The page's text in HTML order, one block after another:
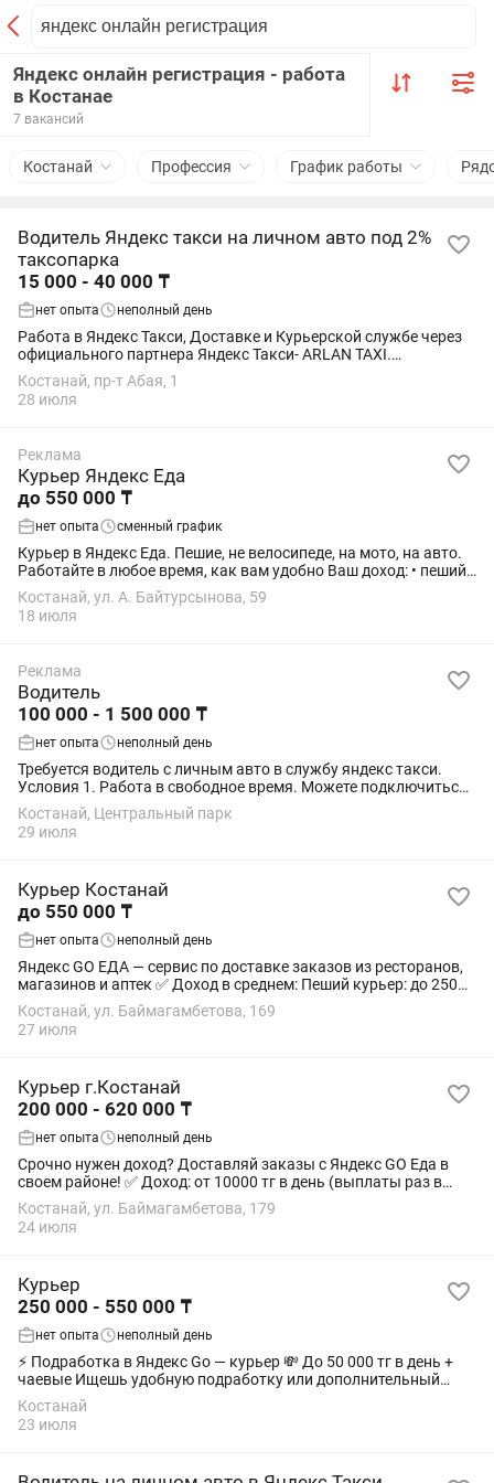
Яндекс онлайн регистрация - работа
в Костанае
7 вакансий
Костанай Профессия График работы
Водитель Яндекс такси на личном авто под 2%
таксопарка
15 000 - 40 000 ₸
нет опыта неполный день
Работа в Яндекс Такси, Доставке и Курьерской службе через
официального партнера Яндекс Такси- ARLAN TAXI.
Подключение онлайн за 5 минут — без визита в офис. Работа
сразу после...
Костанай, пр-т Абая, 1
28 июля
Реклама
Курьер Яндекс Еда
до 550 000 ₸
нет опыта сменный график
Курьер в Яндекс Еда. Пешие, не велосипеде, на мото, на авто.
Работайте в любое время, как вам удобно Ваш доход: • пеший:
1000 тг в час / 250 000 тг в месяц • на велосипеде: 1160 тг в час
/ 290 000...
Костанай, ул. А. Байтурсынова, 59
18 июля
Реклама
Водитель
100 000 - 1 500 000 ₸
нет опыта неполный день
Требуется водитель с личным авто в службу яндекс такси.
Условия 1. Работа в свободное время. Можете подключиться
после работы и заработать или подвезти попутчиков.
2.средний заработок от 2500 в...
Костанай, Центральный парк
29 июля
Курьер Костанай
до 550 000 ₸
нет опыта неполный день
Яндекс GO ЕДА — сервис по доставке заказов из ресторанов,
магазинов и аптек ✅ Доход в среднем: Пеший курьер: до 250
000 тг/мес; На велосипеде: до 290 000 тг/мес; На мотоцикле: до
505 000 тг/мес; На...
Костанай, ул. Баймагамбетова, 169
27 июля
Курьер г.Костанай
200 000 - 620 000 ₸
нет опыта неполный день
Срочно нужен доход? Доставляй заказы с Яндекс GO Еда в
своем районе! ✅ Доход: от 10000 тг в день (выплаты раз в
неделю). ✅ Расписание: Свободное. Выходи на слот когда
удобно, хоть на целый день,...
Костанай, ул. Баймагамбетова, 179
24 июля
Курьер
250 000 - 550 000 ₸
нет опыта неполный день
⚡ Подработка в Яндекс Go — курьер 💸 До 50 000 тг в день +
чаевые Ищешь удобную подработку или дополнительный
доход? Выходи на доставку и зарабатывай от 15 000 до 50 000
тг уже сегодня. 🇰🇿 Мы —...
Костанай
23 июля